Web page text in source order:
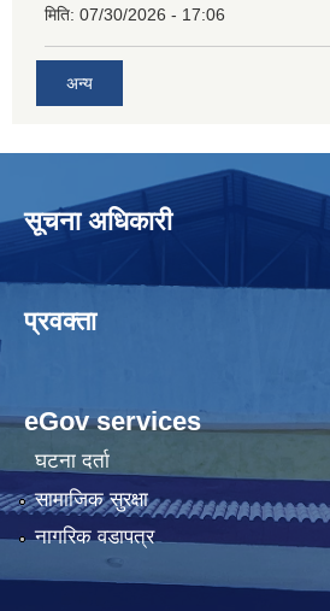
मिति: 07/30/2026 - 17:06
अन्य
सूचना अधिकारी
प्रवक्ता
eGov services
घटना दर्ता
सामाजिक सुरक्षा
नागरिक वडापत्र